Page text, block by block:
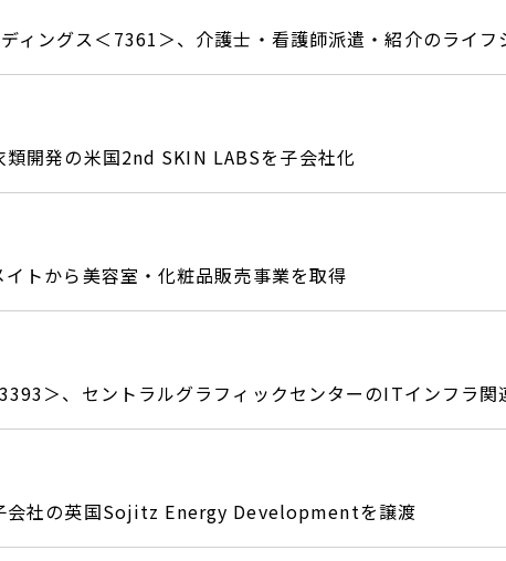
ィングス＜7361＞、介護士・看護師派遣・紹介のライフ
開発の米国2nd SKIN LABSを子会社化
トから美容室・化粧品販売事業を取得
＞、セントラルグラフィックセンターのITインフラ関
会社の英国Sojitz Energy Developmentを譲渡